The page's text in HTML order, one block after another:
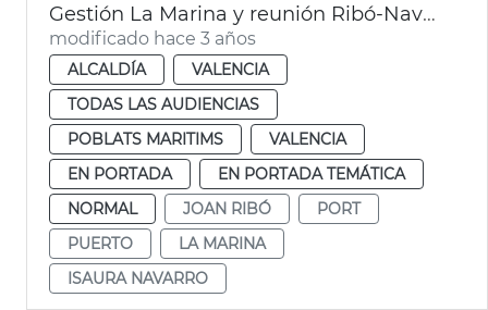
Gestión La Marina y reunión Ribó-Navarro
modificado hace 3 años
ALCALDÍA
VALENCIA
TODAS LAS AUDIENCIAS
POBLATS MARITIMS
VALENCIA
EN PORTADA
EN PORTADA TEMÁTICA
NORMAL
JOAN RIBÓ
PORT
PUERTO
LA MARINA
ISAURA NAVARRO